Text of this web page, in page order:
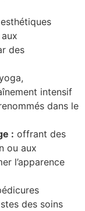
des
intensif
dans le
: offrant des
ou aux
l’apparence
des soins